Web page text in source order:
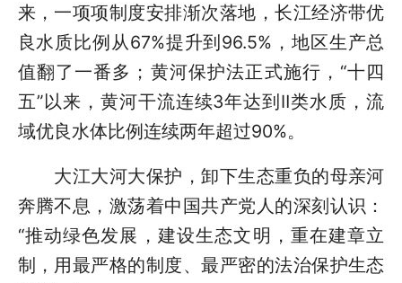
来，一项项制度安排渐次落地，长江经济带优
良水质比例从67%提升到96.5%，地区生产总
值翻了一番多；黄河保护法正式施行，“十四
五”以来，黄河干流连续3年达到Ⅱ类水质，流
域优良水体比例连续两年超过90%。
大江大河大保护，卸下生态重负的母亲河
奔腾不息，激荡着中国共产党人的深刻认识：
“推动绿色发展，建设生态文明，重在建章立
制，用最严格的制度、最严密的法治保护生态